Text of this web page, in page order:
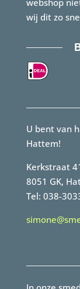
webshop
wij dit zo
U bent van
Hattem!
Kerkstraat
8051 GK,
Tel: 038-